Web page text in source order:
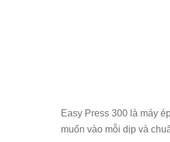
Easy Press 300 là máy
muốn vào mỗi dịp và